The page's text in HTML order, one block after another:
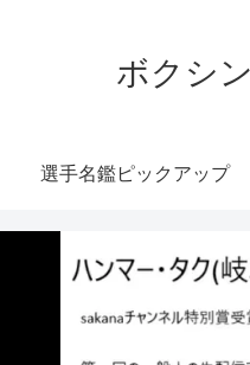
ボクシ
選手名鑑ピックアップ